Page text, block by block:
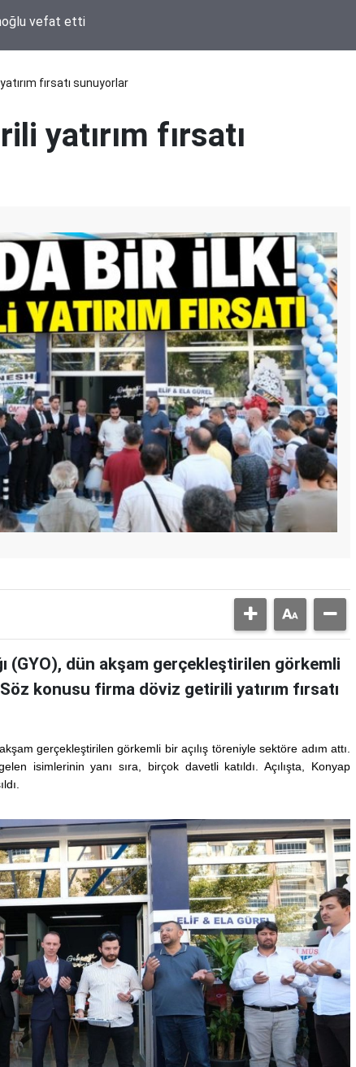
İbrahim Ethem Bozgöz’den Cuma Hoca için anlamlı mesaj
fırsatı sunuyorlar
yatırım fırsatı
(GYO), dün akşam gerçekleştirilen görkemli
konusu firma döviz getirili yatırım fırsatı
gerçekleştirilen görkemli bir açılış töreniyle sektöre adım attı.
isimlerinin yanı sıra, birçok davetli katıldı. Açılışta, Konyap